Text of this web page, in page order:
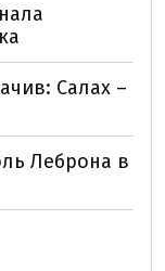
Салах –
Леброна в